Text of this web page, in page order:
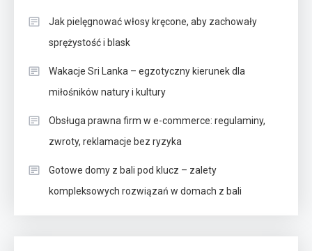
Jak pielęgnować włosy kręcone, aby zachowały
sprężystość i blask
Wakacje Sri Lanka – egzotyczny kierunek dla
miłośników natury i kultury
Obsługa prawna firm w e-commerce: regulaminy,
zwroty, reklamacje bez ryzyka
Gotowe domy z bali pod klucz – zalety
kompleksowych rozwiązań w domach z bali